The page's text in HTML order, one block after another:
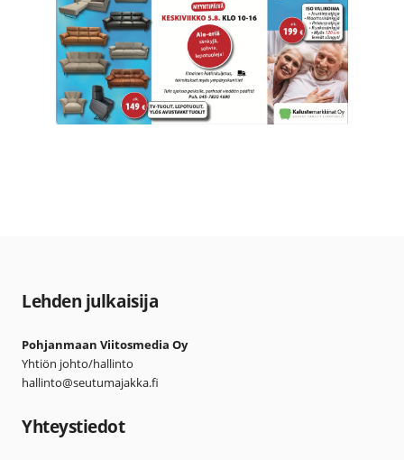
Lehden julkaisija
Pohjanmaan Viitosmedia Oy
Yhtiön johto/hallinto
hallinto@seutumajakka.fi
Yhteystiedot